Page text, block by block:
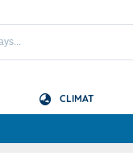
CLIMAT